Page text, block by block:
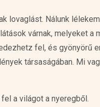
lovaglást. Nálunk
várnak, melyeket a
fel, és gyönyörű
társaságában. Mi
a világot a nyeregből.